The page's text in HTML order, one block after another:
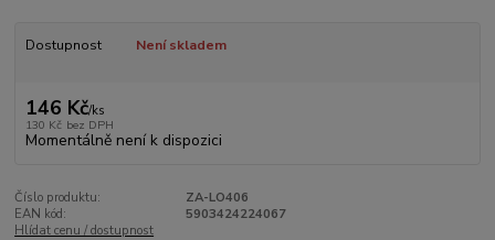
Dostupnost Není skladem
146 Kč/ks
130 Kč bez DPH
Momentálně není k dispozici
Číslo produktu:
ZA-LO406
EAN kód:
5903424224067
Hlídat cenu / dostupnost